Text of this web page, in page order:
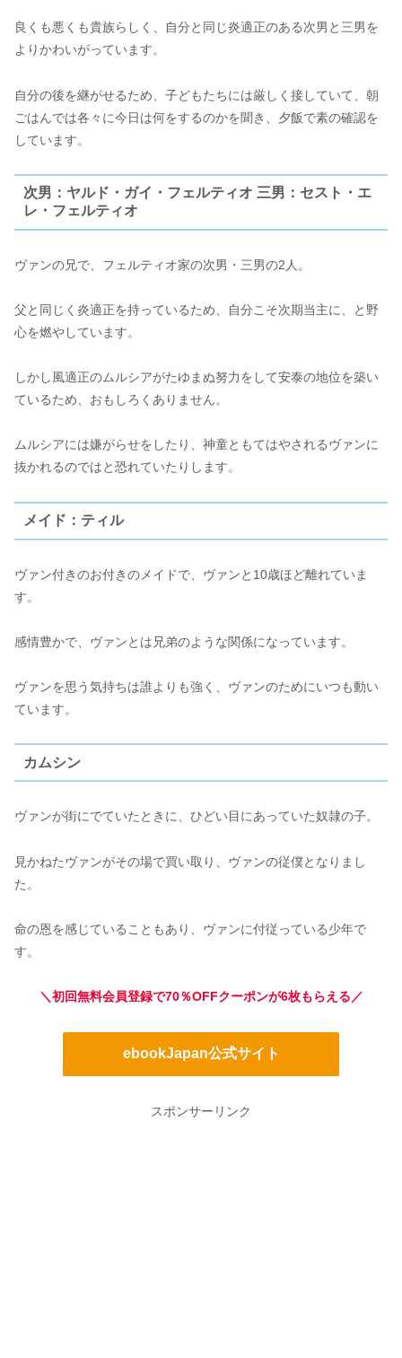
良くも悪くも貴族らしく、自分と同じ炎適正のある次男と三男を
よりかわいがっています。
自分の後を継がせるため、子どもたちには厳しく接していて、朝
ごはんでは各々に今日は何をするのかを聞き、夕飯で素の確認を
しています。
次男：ヤルド・ガイ・フェルティオ 三男：セスト・エ
レ・フェルティオ
ヴァンの兄で、フェルティオ家の次男・三男の2人。
父と同じく炎適正を持っているため、自分こそ次期当主に、と野
心を燃やしています。
しかし風適正のムルシアがたゆまぬ努力をして安泰の地位を築い
ているため、おもしろくありません。
ムルシアには嫌がらせをしたり、神童ともてはやされるヴァンに
抜かれるのではと恐れていたりします。
メイド：ティル
ヴァン付きのお付きのメイドで、ヴァンと10歳ほど離れていま
す。
感情豊かで、ヴァンとは兄弟のような関係になっています。
ヴァンを思う気持ちは誰よりも強く、ヴァンのためにいつも動い
ています。
カムシン
ヴァンが街にでていたときに、ひどい目にあっていた奴隷の子。
見かねたヴァンがその場で買い取り、ヴァンの従僕となりまし
た。
命の恩を感じていることもあり、ヴァンに付従っている少年で
す。
＼初回無料会員登録で70％OFFクーポンが6枚もらえる／
ebookJapan公式サイト
スポンサーリンク